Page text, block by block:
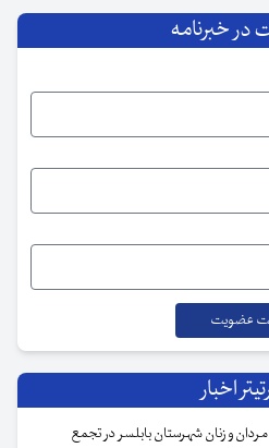
خبرنامه
اخبار
و زنان شهرستان بابلسر در تجمع